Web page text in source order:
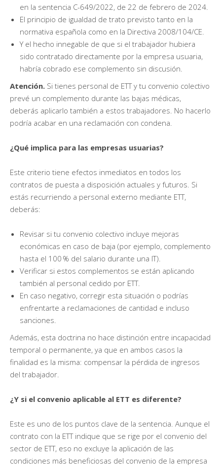
en la sentencia C-649/2022, de 22 de febrero de 2024.
El principio de igualdad de trato previsto tanto en la
normativa española como en la Directiva 2008/104/CE.
Y el hecho innegable de que si el trabajador hubiera
sido contratado directamente por la empresa usuaria,
habría cobrado ese complemento sin discusión.
Atención. Si tienes personal de ETT y tu convenio colectivo
prevé un complemento durante las bajas médicas,
deberás aplicarlo también a estos trabajadores. No hacerlo
podría acabar en una reclamación con condena.
¿Qué implica para las empresas usuarias?
Este criterio tiene efectos inmediatos en todos los
contratos de puesta a disposición actuales y futuros. Si
estás recurriendo a personal externo mediante ETT,
deberás:
Revisar si tu convenio colectivo incluye mejoras
económicas en caso de baja (por ejemplo, complemento
hasta el 100 % del salario durante una IT).
Verificar si estos complementos se están aplicando
también al personal cedido por ETT.
En caso negativo, corregir esta situación o podrías
enfrentarte a reclamaciones de cantidad e incluso
sanciones.
Además, esta doctrina no hace distinción entre incapacidad
temporal o permanente, ya que en ambos casos la
finalidad es la misma: compensar la pérdida de ingresos
del trabajador.
¿Y si el convenio aplicable al ETT es diferente?
Este es uno de los puntos clave de la sentencia. Aunque el
contrato con la ETT indique que se rige por el convenio del
sector de ETT, eso no excluye la aplicación de las
condiciones más beneficiosas del convenio de la empresa